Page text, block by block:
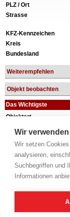
Wir
Wir setzen
analysieren,
Suchbegriffen und
Informationen
PLZ / Ort
Strasse
KFZ-Kennzeichen
Kreis
Bundesland
Weiterempfehlen
Objekt beobachten
Das Wichtigste
Objektart
Termin
Baujahr
Grundstück
Wohnfläche